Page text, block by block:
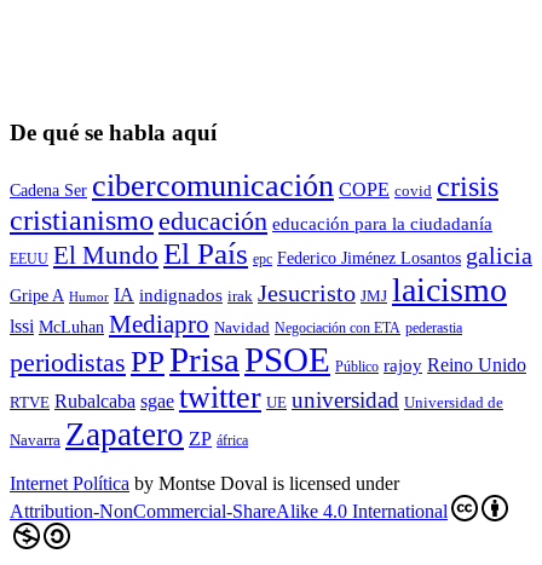
De qué se habla aquí
Cadena Ser cibercomunicación COPE covid crisis
cristianismo educación educación para la ciudadaní­a
EEUU El Mundo El País epc Federico Jiménez Losantos galicia
Gripe A Humor IA indignados irak Jesucristo JMJ laicismo
lssi McLuhan Mediapro Navidad Negociación con ETA pederastia
periodistas PPPrisaPSOE Público rajoy Reino Unido
RTVE Rubalcaba sgae twitter UE universidad Universidad de
Navarra Zapatero ZP áfrica
Internet Política by Montse Doval is licensed under
Attribution-NonCommercial-ShareAlike 4.0 International